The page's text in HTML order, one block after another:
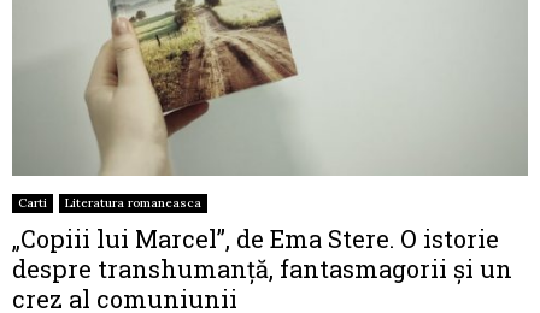
Carti Literatura romaneasca
„Copiii lui Marcel”, de Ema Stere. O istorie
despre transhumanță, fantasmagorii și un
crez al comuniunii